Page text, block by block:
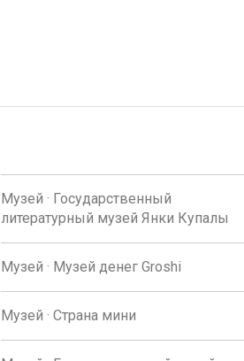
Музей · Государственный
литературный музей Янки Купалы
Музей · Музей денег Groshi
Музей · Страна мини